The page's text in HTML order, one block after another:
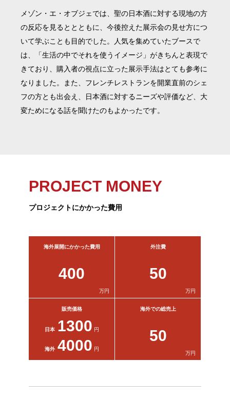
メゾン・エ・オブジェでは、聖の日本酒に対する現地の方
の反応を見るととともに、今後控えた展示会の見せ方につ
いて学ぶことも目的でした。人気を集めていたブースで
は、「生活の中でそれを使うイメージ」がきちんと表現で
きており、購入者の視点に立った展示手法はとても参考に
なりました。また、フレンチレストランを開業直前のシェ
フの方とも出会え、日本酒に対するニーズや評価など、大
変ためになる話を聞けたのもよかったです。
PROJECT MONEY
プロジェクトにかかった費用
海外展開にかかった費用
400
万円
外注費
50
万円
販売価格
日本 1300 円
海外 4000 円
海外での総売上
50
万円